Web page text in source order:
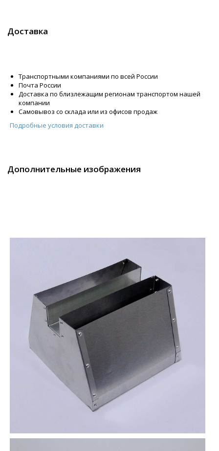
Доставка
Транспортными компаниями по всей России
Почта России
Доставка по близлежащим регионам транспортом нашей
компании
Самовывоз со склада или из офисов продаж
Подробные условия доставки
Дополнительные изображения